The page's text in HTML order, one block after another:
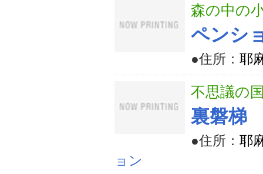
森の中の
ペンシ
●住所： 耶
不思議の
裏磐梯
●住所： 耶
ョン